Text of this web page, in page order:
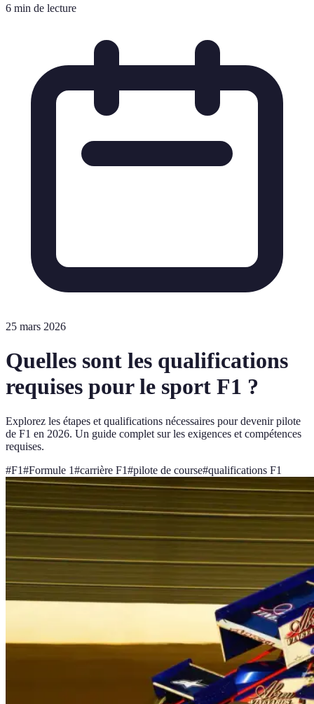
6 min de lecture
25 mars 2026
Quelles sont les qualifications
requises pour le sport F1 ?
Explorez les étapes et qualifications nécessaires pour devenir pilote
de F1 en 2026. Un guide complet sur les exigences et compétences
requises.
#F1#Formule 1#carrière F1#pilote de course#qualifications F1